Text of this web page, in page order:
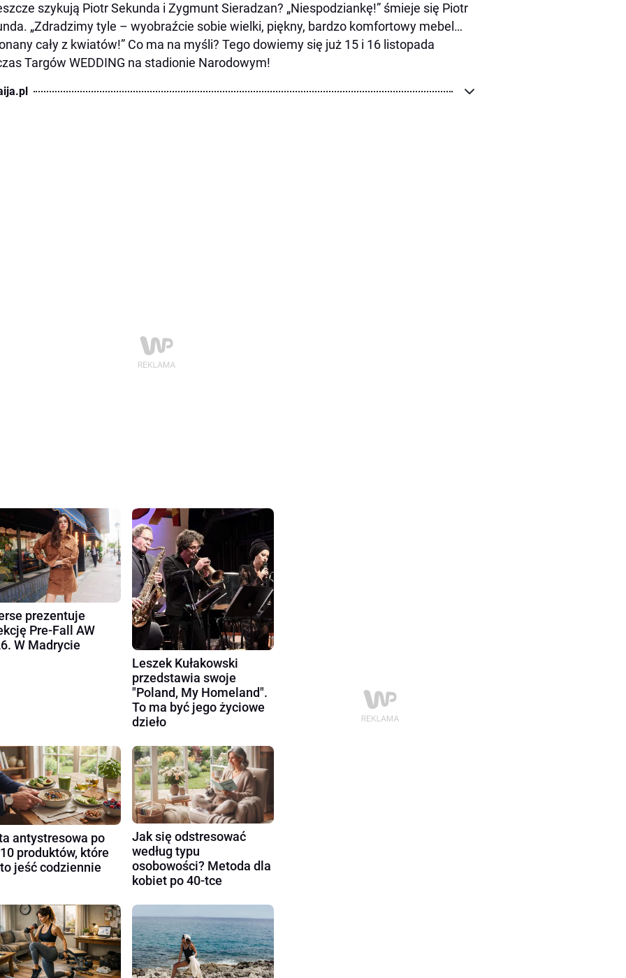
szykują Piotr Sekunda i Zygmunt Sieradzan? „Niespodziankę!” śmieje się Piotr
„Zdradzimy tyle – wyobraźcie sobie wielki, piękny, bardzo komfortowy mebel…
cały z kwiatów!” Co ma na myśli? Tego dowiemy się już 15 i 16 listopada
Targów WEDDING na stadionie Narodowym!
prezentuje
Pre-Fall AW
W Madrycie
Leszek Kułakowski
przedstawia swoje
"Poland, My Homeland".
To ma być jego życiowe
dzieło
antystresowa po
produktów, które
jeść codziennie
Jak się odstresować
według typu
osobowości? Metoda dla
kobiet po 40-tce